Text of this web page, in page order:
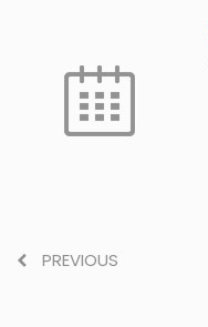
PREVIOUS